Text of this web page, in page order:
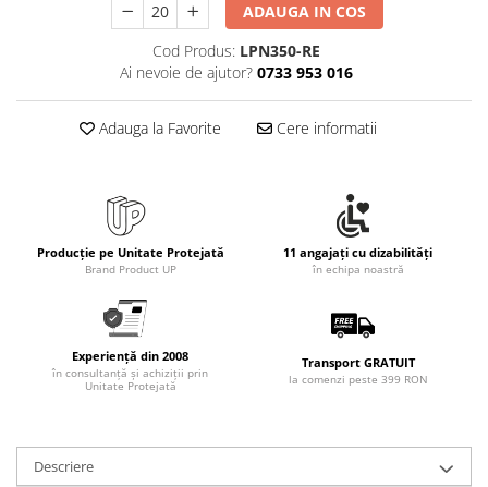
ADAUGA IN COS
Cod Produs: LPN350-RE
Ai nevoie de ajutor? 0733 953 016
Adauga la Favorite Cere informatii
Producție pe Unitate Protejată
Brand Product UP
11 angajați cu dizabilități
în echipa noastră
Experiență din 2008
în consultanță și achiziții prin
Unitate Protejată
Transport GRATUIT
la comenzi peste 399 RON
Descriere